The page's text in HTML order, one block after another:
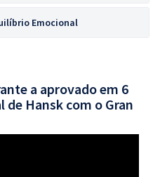
Emocional
a aprovado em 6
Hansk com o Gran